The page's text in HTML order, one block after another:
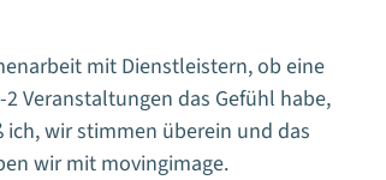
mit Dienstleistern, ob eine
Veranstaltungen das Gefühl habe,
wir stimmen überein und das
wir mit movingimage.